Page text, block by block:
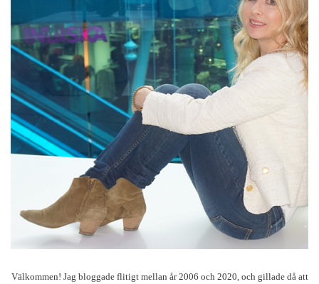
Välkommen! Jag bloggade flitigt mellan år 2006 och 2020, och gillade då att